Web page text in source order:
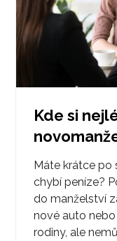
Kde si
Máte krátce po
chybí peníze?
do manželství
nové auto
rodiny, ale